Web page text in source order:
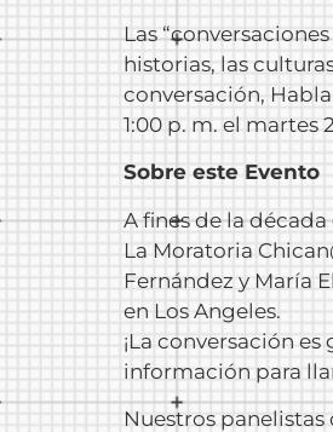
Las
historias, las
conversación,
1:00 p. m. el martes
Sobre este Evento
A fines de la
La Moratoria
Fernández y María
en Los Angeles.
¡La conversación
información para
Nuestros panelistas